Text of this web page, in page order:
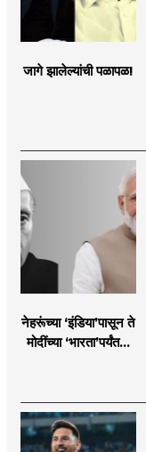
जागे झालेल्यांची पळापळ!
नेहरूंच्या ‘इंडिया’पासून ते
मोदींच्या ‘भारता’पर्यंतचा